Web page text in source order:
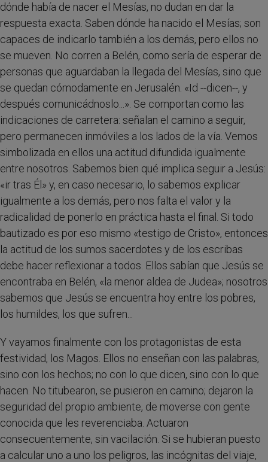
dónde había de nacer el Mesías, no dudan en dar la
respuesta exacta. Saben dónde ha nacido el Mesías; son
capaces de indicarlo también a los demás, pero ellos no
se mueven. No corren a Belén, como sería de esperar de
personas que aguardaban la llegada del Mesías, sino que
se quedan cómodamente en Jerusalén. «Id --dicen--, y
después comunicádnoslo...». Se comportan como las
indicaciones de carretera: señalan el camino a seguir,
pero permanecen inmóviles a los lados de la vía. Vemos
simbolizada en ellos una actitud difundida igualmente
entre nosotros. Sabemos bien qué implica seguir a Jesús:
«ir tras Él» y, en caso necesario, lo sabemos explicar
igualmente a los demás, pero nos falta el valor y la
radicalidad de ponerlo en práctica hasta el final. Si todo
bautizado es por eso mismo «testigo de Cristo», entonces
la actitud de los sumos sacerdotes y de los escribas
debe hacer reflexionar a todos. Ellos sabían que Jesús se
encontraba en Belén, «la menor aldea de Judea»; nosotros
sabemos que Jesús se encuentra hoy entre los pobres,
los humildes, los que sufren...
Y vayamos finalmente con los protagonistas de esta
festividad, los Magos. Ellos no enseñan con las palabras,
sino con los hechos; no con lo que dicen, sino con lo que
hacen. No titubearon, se pusieron en camino; dejaron la
seguridad del propio ambiente, de moverse con gente
conocida que les reverenciaba. Actuaron
consecuentemente, sin vacilación. Si se hubieran puesto
a calcular uno a uno los peligros, las incógnitas del viaje,